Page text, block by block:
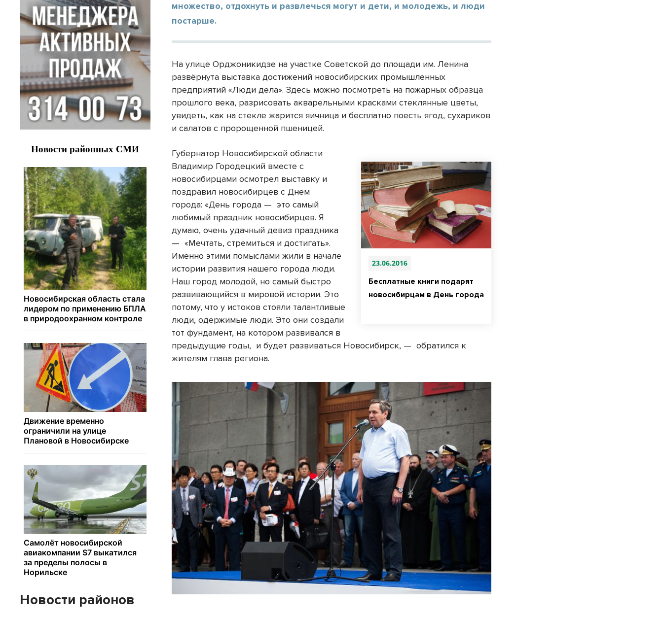
множество, отдохнуть и развлечься могут и дети, и молодежь, и люди
постарше.
На улице Орджоникидзе на участке Советской до площади им. Ленина
развёрнута выставка достижений новосибирских промышленных
предприятий «Люди дела». Здесь можно посмотреть на пожарных образца
прошлого века, разрисовать акварельными красками стеклянные цветы,
увидеть, как на стекле жарится яичница и бесплатно поесть ягод, сухариков
и салатов с пророщенной пшеницей.
23.06.2016
Бесплатные книги подарят
новосибирцам в День города
Губернатор Новосибирской области
Владимир Городецкий вместе с
новосибирцами осмотрел выставку и
поздравил новосибирцев с Днем
города: «День города — это самый
любимый праздник новосибирцев. Я
думаю, очень удачный девиз праздника
— «Мечтать, стремиться и достигать».
Именно этими помыслами жили в начале
истории развития нашего города люди.
Наш город молодой, но самый быстро
развивающийся в мировой истории. Это
потому, что у истоков стояли талантливые
люди, одержимые люди. Это они создали
тот фундамент, на котором развивался в
предыдущие годы, и будет развиваться Новосибирск, — обратился к
жителям глава региона.
Новости районов